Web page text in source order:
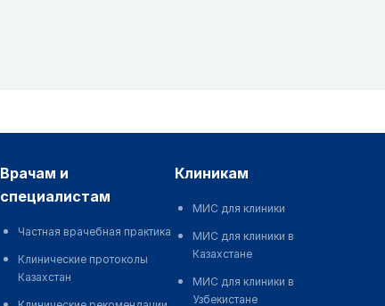
врачам и
специалистам
Частная врачебная практика
Клинические протоколы
Казахстан
клиникам
МИС для клиники
МИС для клиники в
Казахстане
МИС для клиники в
Узбекистане